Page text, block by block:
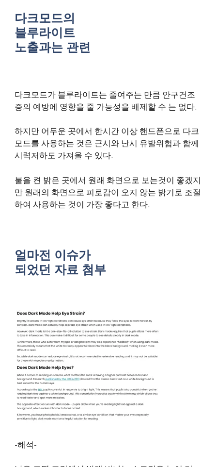
다크모드의
블루라이트
노출과는 관련
다크모드가 블루라이트는 줄여주는 만큼 안구건조
증의 예방에 영향을 줄 가능성을 배제할 수 는 없다.
하지만 어두운 곳에서 한시간 이상 핸드폰으로 다크
모드를 사용하는 것은 근시와 난시 유발위험과 함께
시력저하도 가져올 수 있다.
불을 켠 밝은 곳에서 원래 화면으로 보는것이 좋겠지
만 원래의 화면으로 피로감이 오지 않는 밝기로 조절
하여 사용하는 것이 가장 좋다고 한다.
얼마전 이슈가
되었던 자료 첨부
-해석-